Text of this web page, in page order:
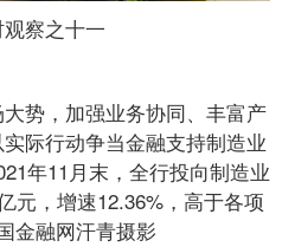
察之十一
势，加强业务协同、丰富产
际行动争当金融支持制造业
年11月末，全行投向制造业
元，增速12.36%，高于各项
金融网汗青摄影